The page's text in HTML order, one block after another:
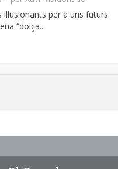
per a uns futurs
“dolça...